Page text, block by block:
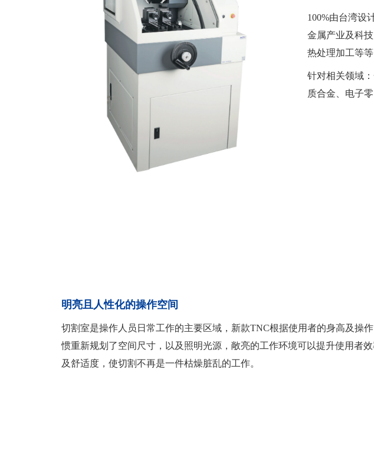
100%由台湾设
⾦属产业及科
热处理加⼯等等
针对相关领域
质合⾦、电⼦
明亮且人性化的操作空间
切割室是操作人员日常工作的主要区域，新款TNC根据使用者的身高及操作
惯重新规划了空间尺寸，以及照明光源，敞亮的工作环境可以提升使用者
及舒适度，使切割不再是一件枯燥脏乱的工作。